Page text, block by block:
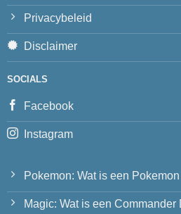
Privacybeleid
Disclaimer
SOCIALS
Facebook
Instagram
Pokemon: Wat is een
Magic: Wat is een Commander